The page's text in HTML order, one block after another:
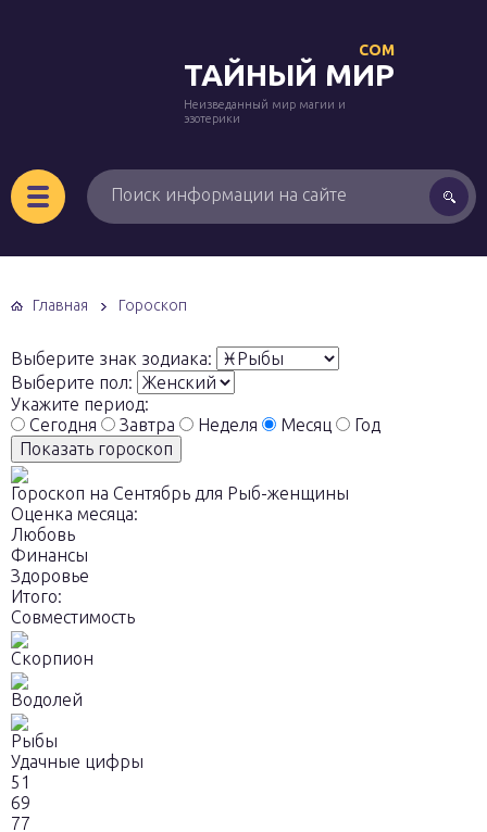
ТАЙНЫЙ МИР
COM
Неизведанный мир магии и
эзотерики
Главная Гороскоп
Выберите знак зодиака:
Выберите пол:
Укажите период:
Сегодня
Завтра Неделя Месяц
Год
Показать гороскоп
Гороскоп на Сентябрь для Рыб-женщины
Оценка месяца:
Любовь
Финансы
Здоровье
Итого:
Совместимость
Скорпион
Водолей
Рыбы
Удачные цифры
51
69
77